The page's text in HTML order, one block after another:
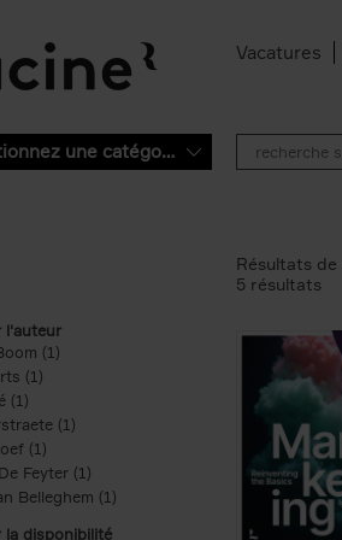
Vacatures
Sélectionnez une catégorie
l'auteur
(1)
(1)
(1)
(1) Apply Isabel Verstraete filter
(1)
Feyter (1) Apply Jozefien De Feyter filter
Belleghem (1) Apply Steven Van Belleghem
la disponibilité
Résultats
5 résultats